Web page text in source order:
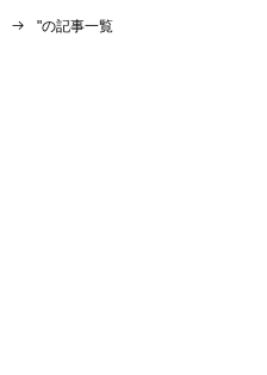
"の記事一覧